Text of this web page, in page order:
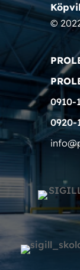
©
0910-
0920-